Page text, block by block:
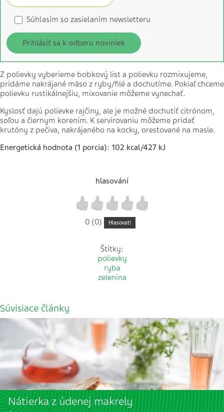
Súhlasím so zasielaním newsletteru
Prihlásiť sa k odberu noviniek
Z polievky vyberieme bobkový list a polievku rozmixujeme,
pridáme nakrájané mäso z ryby/filé a dochutíme. Pokiaľ chceme
polievku rustikálnejšiu, mixovanie môžeme vynechať.
Kyslosť dajú polievke rajčiny, ale je možné dochutiť citrónom,
soľou a čiernym korením. K servírovaniu môžeme pridať
krutóny z pečiva, nakrájaného na kocky, orestované na masle.
Energetická hodnota (1 porcia): 102 kcal/427 kJ
hlasování
4
3
2
1
0 (0) Hlasovat!
Štítky:
polievky
ryba
zelenina
Súvisiace články
Nátierka z údenej makrely